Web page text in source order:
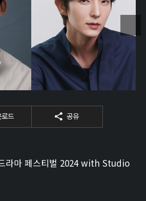
드 공유
라마 페스티벌 2024 with Studio